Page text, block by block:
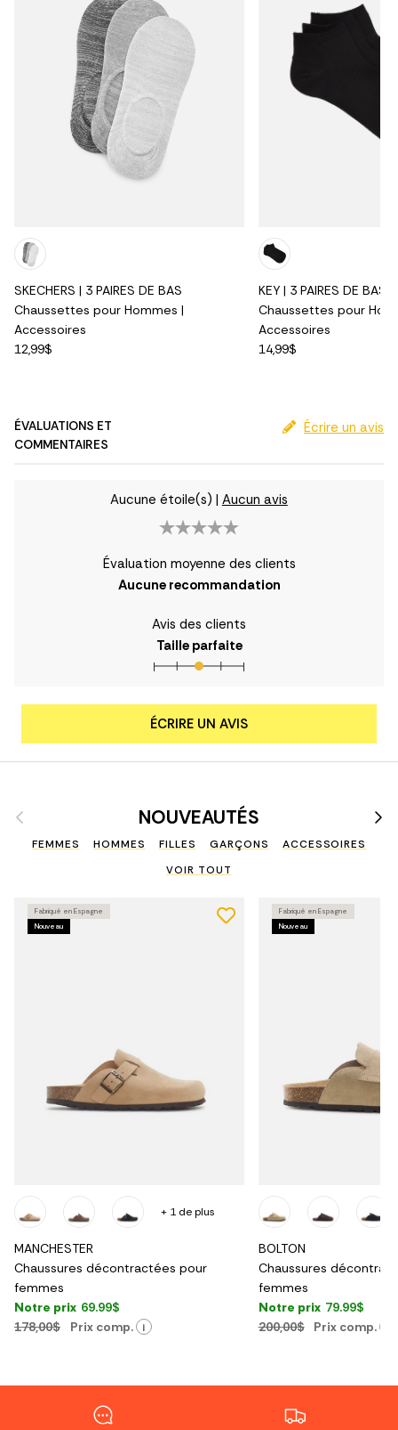
SKECHERS | 3 PAIRES DE BAS
Chaussettes pour Hommes |
Accessoires
12,99$
KEY | 3 PAIRES DE BAS
Chaussettes pour
Accessoires
14,99$
ÉVALUATIONS ET
COMMENTAIRES
Écrire un avis
Aucune étoile(s) | Aucun avis
Évaluation moyenne des clients
Aucune recommandation
Avis des clients
Taille parfaite
ÉCRIRE UN AVIS
Précédent NOUVEAUTÉS
FEMMES HOMMES FILLES GARÇONS ACCESSOIRES
VOIR TOUT
Fabriqué en Espagne
Nouveau
MANCHESTER
Chaussures décontractées pour
femmes
Notre prix 69.99$
178,00$
Prix comp. i
+ 1 de plus
Fabriqué en Espagne
Nouveau
BOLTON
Chaussures
femmes
Notre prix 79.99$
200,00$
Prix comp.